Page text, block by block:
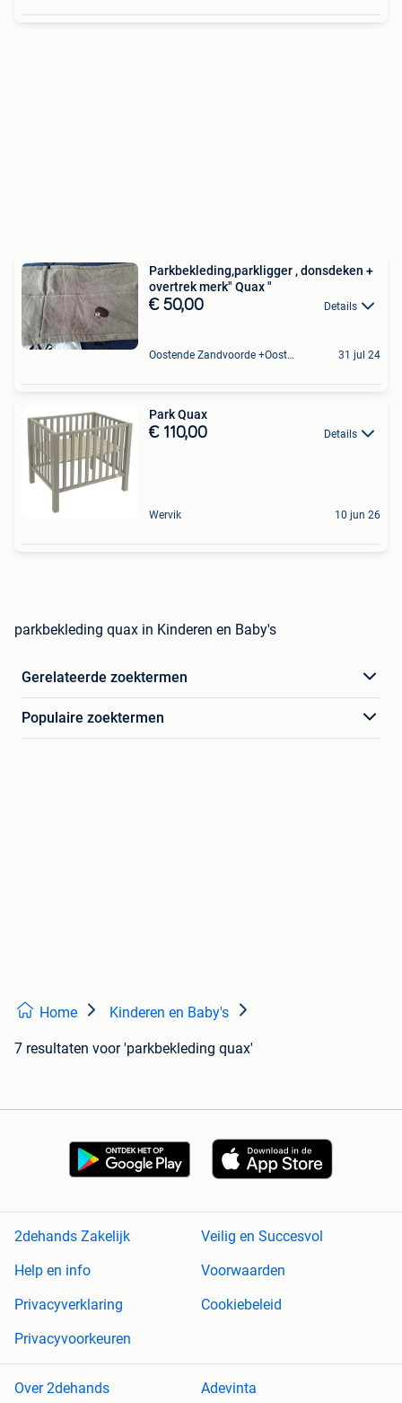
Parkbekleding,parkligger , donsdeken +
overtrek merk" Quax "
€ 50,00 Details
Oostende Zandvoorde +Oostende 31 jul 24
Park Quax
€ 110,00 Details
Wervik 10 jun 26
parkbekleding quax in Kinderen en Baby's
Gerelateerde zoektermen
Populaire zoektermen
Home Kinderen en Baby's
7 resultaten voor 'parkbekleding quax'
2dehands Zakelijk
Veilig en Succesvol
Help en info
Voorwaarden
Privacyverklaring
Cookiebeleid
Privacyvoorkeuren
Over 2dehands Adevinta